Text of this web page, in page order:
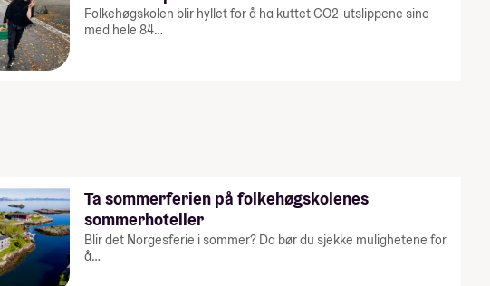
Folkehøgskolen blir hyllet for å ha kuttet CO2-utslippene sine
med hele 84…
Ta sommerferien på folkehøgskolenes
sommerhoteller
Blir det Norgesferie i sommer? Da bør du sjekke mulighetene for
å…